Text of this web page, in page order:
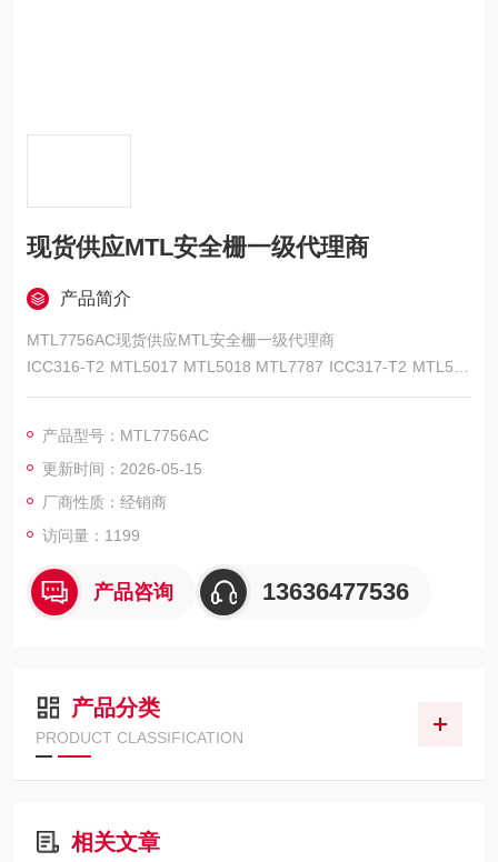
现货供应MTL安全栅一级代理商
产品简介
MTL7756AC现货供应MTL安全栅一级代理商
ICC316-T2 MTL5017 MTL5018 MTL7787 ICC317-T2 MTL501
8 MTL5018AC MTL7796 ICC321 MTL5018AC MTL5021 MTL7
MTL5031 MTL4510B PCC300
产品型号：MTL7756AC
更新时间：2026-05-15
厂商性质：经销商
访问量：1199
产品咨询 13636477536
产品分类
PRODUCT CLASSIFICATION
相关文章